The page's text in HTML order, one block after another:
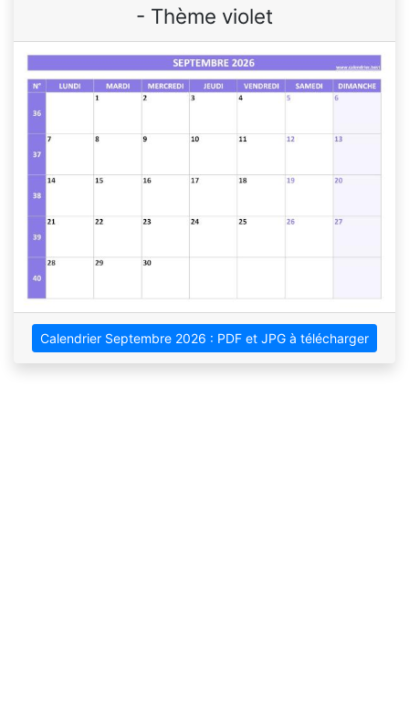
- Thème violet
Calendrier Septembre 2026 : PDF et JPG à télécharger